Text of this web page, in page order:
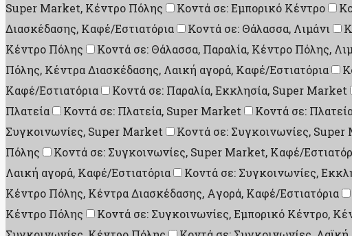
Super Market, Κέντρο Πόλης
Κοντά σε: Εμπορικό Κέντρο
Διασκέδασης, Καφέ/Εστιατόρια
Κοντά σε: Θάλασσα, Λιμάνι
Κέντρο Πόλης
Κοντά σε: Θάλασσα, Παραλία, Κέντρο Πόλης,
Πόλης, Κέντρα Διασκέδασης, Λαική αγορά, Καφέ/Εστιατόρια
Καφέ/Εστιατόρια
Κοντά σε: Παραλία, Εκκλησία, Super Market
Πλατεία
Κοντά σε: Πλατεία, Super Market Κοντά σε:
Συγκοινωνίες, Super Market
Κοντά σε: Συγκοινωνίες,
Πόλης
Κοντά σε: Συγκοινωνίες, Super Market, Καφέ/
Λαική αγορά, Καφέ/Εστιατόρια
Κοντά σε: Συγκοινωνίες,
Κέντρο Πόλης, Κέντρα Διασκέδασης, Aγορά, Καφέ/Εστιατόρια
Κέντρο Πόλης
Κοντά σε: Συγκοινωνίες, Εμπορικό Κέντρο,